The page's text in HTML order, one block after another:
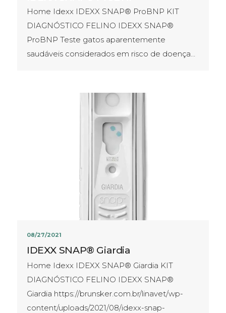
Home Idexx IDEXX SNAP® ProBNP KIT
DIAGNÓSTICO FELINO IDEXX SNAP®
ProBNP Teste gatos aparentemente
saudáveis considerados em risco de doença…
08/27/2021
IDEXX SNAP® Giardia
Home Idexx IDEXX SNAP® Giardia KIT
DIAGNÓSTICO FELINO IDEXX SNAP®
Giardia https://brunsker.com.br/linavet/wp-
content/uploads/2021/08/idexx-snap-